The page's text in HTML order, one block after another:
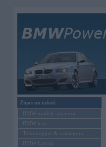
Ziņas un raksti
BMW modeļu jaunumi
BMW testi
Tehnoloģijas & sasniegumi
BMW Latvijā